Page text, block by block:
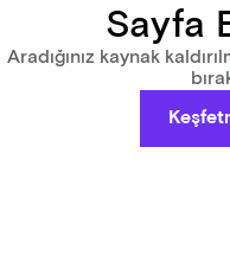
Sayfa
Aradığınız kaynak